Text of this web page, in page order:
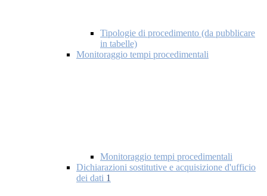
Tipologie di procedimento (da pubblicare
in tabelle)
Monitoraggio tempi procedimentali
Monitoraggio tempi procedimentali
Dichiarazioni sostitutive e acquisizione d'ufficio
dei dati 1